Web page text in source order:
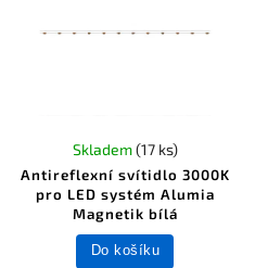
Antireflexní svítidlo 3000K
pro LED systém Alumia
Magnetik bílá
Skladem(17 ks)
Do košíku